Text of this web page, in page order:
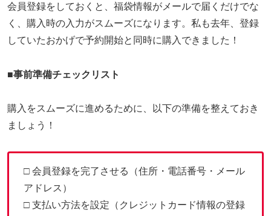
会員登録をしておくと、福袋情報がメールで届くだけでな
く、購入時の入力がスムーズになります。私も去年、登録
していたおかげで予約開始と同時に購入できました！
■事前準備チェックリスト
購入をスムーズに進めるために、以下の準備を整えておき
ましょう！
□ 会員登録を完了させる（住所・電話番号・メール
アドレス）
□ 支払い方法を設定（クレジットカード情報の登録